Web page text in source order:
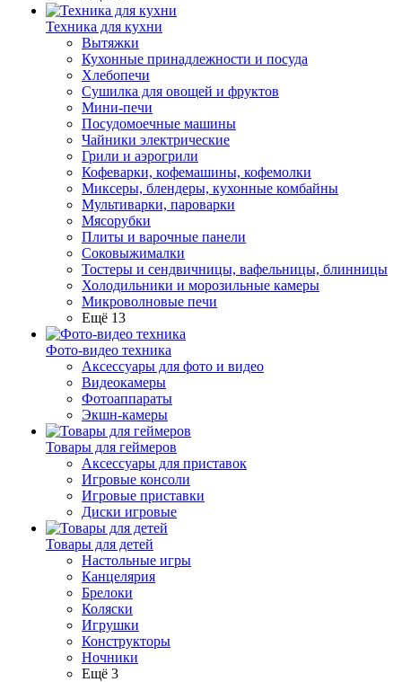
Техника для кухни
Вытяжки
Кухонные принадлежности и посуда
Хлебопечи
Сушилка для овощей и фруктов
Мини-печи
Посудомоечные машины
Чайники электрические
Грили и аэрогрили
Кофеварки, кофемашины, кофемолки
Миксеры, блендеры, кухонные комбайны
Мультиварки, пароварки
Мясорубки
Плиты и варочные панели
Соковыжималки
Тостеры и сендвичницы, вафельницы, блинницы
Холодильники и морозильные камеры
Микроволновые печи
Ещё 13
Фото-видео техника
Аксессуары для фото и видео
Видеокамеры
Фотоаппараты
Экшн-камеры
Товары для геймеров
Аксессуары для приставок
Игровые консоли
Игровые приставки
Диски игровые
Товары для детей
Настольные игры
Канцелярия
Брелоки
Коляски
Игрушки
Конструкторы
Ночники
Ещё 3